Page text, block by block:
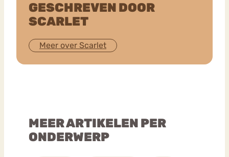
GESCHREVEN DOOR
SCARLET
Meer over Scarlet
MEER ARTIKELEN PER
ONDERWERP